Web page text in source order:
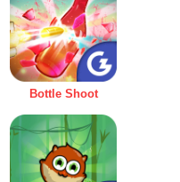
Bottle Shoot